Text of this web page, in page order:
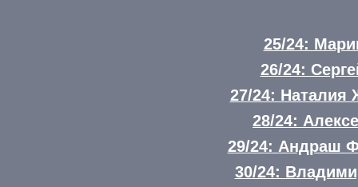
25/24:
26/24:
27/24:
28/24:
29/24: Андраш
30/24: